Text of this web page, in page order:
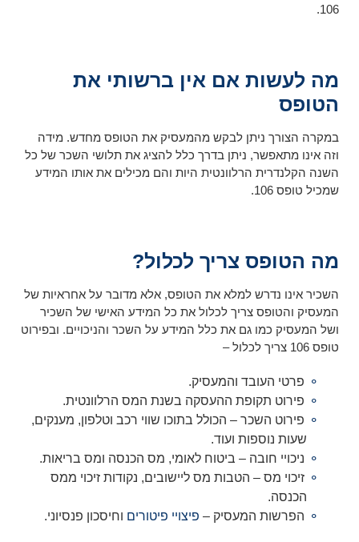
106.
מה לעשות אם אין ברשותי את
הטופס
במקרה הצורך ניתן לבקש מהמעסיק את הטופס מחדש. מידה
וזה אינו מתאפשר, ניתן בדרך כלל להציג את תלושי השכר של כל
השנה הקלנדרית הרלוונטית היות והם מכילים את אותו המידע
שמכיל טופס 106.
מה הטופס צריך לכלול?
השכיר אינו נדרש למלא את הטופס, אלא מדובר על אחראיות של
המעסיק והטופס צריך לכלול את כל המידע האישי של השכיר
ושל המעסיק כמו גם את כלל המידע על השכר והניכויים. ובפירוט
טופס 106 צריך לכלול –
פרטי העובד והמעסיק.
פירוט תקופת ההעסקה בשנת המס הרלוונטית.
פירוט השכר – הכולל בתוכו שווי רכב וטלפון, מענקים,
שעות נוספות ועוד.
ניכויי חובה – ביטוח לאומי, מס הכנסה ומס בריאות.
זיכוי מס – הטבות מס ליישובים, נקודות זיכוי ממס
הכנסה.
הפרשות המעסיק – פיצויי פיטורים וחיסכון פנסיוני.